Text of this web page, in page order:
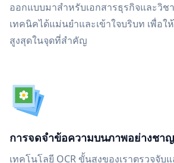
ออกแบบมาสำหรับเอกสารธุรกิจและวิช
เทคนิคได้แม่นยำและเข้าใจบริบท เพื่อใ
สูงสุดในจุดที่สำคัญ
การจดจำข้อความบนภาพอย่างชา
เทคโนโลยี OCR ขั้นสูงของเราตรวจจั